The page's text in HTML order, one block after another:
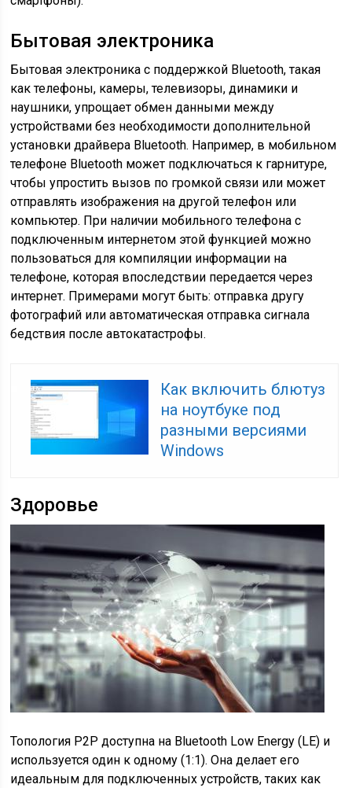
Бытовая электроника
Бытовая электроника с поддержкой Bluetooth, такая
как телефоны, камеры, телевизоры, динамики и
наушники, упрощает обмен данными между
устройствами без необходимости дополнительной
установки драйвера Bluetooth. Например, в мобильном
телефоне Bluetooth может подключаться к гарнитуре,
чтобы упростить вызов по громкой связи или может
отправлять изображения на другой телефон или
компьютер. При наличии мобильного телефона с
подключенным интернетом этой функцией можно
пользоваться для компиляции информации на
телефоне, которая впоследствии передается через
интернет. Примерами могут быть: отправка другу
фотографий или автоматическая отправка сигнала
бедствия после автокатастрофы.
Как включить блютуз
на ноутбуке под
разными версиями
Windows
Здоровье
Топология P2P доступна на Bluetooth Low Energy (LE) и
используется один к одному (1:1). Она делает его
идеальным для подключенных устройств, таких как